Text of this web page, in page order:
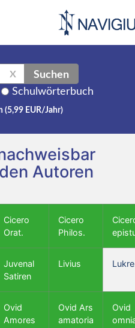
X Suchen
Schulwörterbuch
(5,99 EUR/Jahr)
Autoren
Cicero
Orat.
Cicero
Philos.
Juvenal
Satiren
Livius
Ovid
Amores
Ovid Ars
amatoria
Ovid